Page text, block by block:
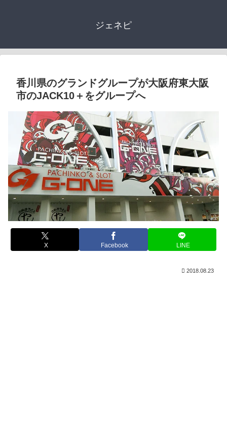
ジェネピ
香川県のグランドグループが大阪府東大阪
市のJACK10＋をグループへ
X Facebook LINE
2018.08.23